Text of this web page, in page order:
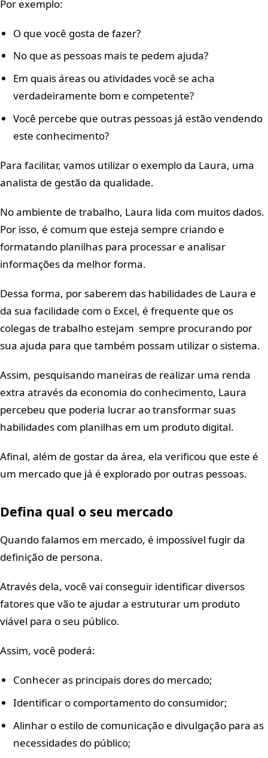
Por exemplo:
O que você gosta de fazer?
No que as pessoas mais te pedem ajuda?
Em quais áreas ou atividades você se acha
verdadeiramente bom e competente?
Você percebe que outras pessoas já estão vendendo
este conhecimento?
Para facilitar, vamos utilizar o exemplo da Laura, uma
analista de gestão da qualidade.
No ambiente de trabalho, Laura lida com muitos dados.
Por isso, é comum que esteja sempre criando e
formatando planilhas para processar e analisar
informações da melhor forma.
Dessa forma, por saberem das habilidades de Laura e
da sua facilidade com o Excel, é frequente que os
colegas de trabalho estejam sempre procurando por
sua ajuda para que também possam utilizar o sistema.
Assim, pesquisando maneiras de realizar uma renda
extra através da economia do conhecimento, Laura
percebeu que poderia lucrar ao transformar suas
habilidades com planilhas em um produto digital.
Afinal, além de gostar da área, ela verificou que este é
um mercado que já é explorado por outras pessoas.
Defina qual o seu mercado
Quando falamos em mercado, é impossível fugir da
definição de persona.
Através dela, você vai conseguir identificar diversos
fatores que vão te ajudar a estruturar um produto
viável para o seu público.
Assim, você poderá:
Conhecer as principais dores do mercado;
Identificar o comportamento do consumidor;
Alinhar o estilo de comunicação e divulgação para as
necessidades do público;